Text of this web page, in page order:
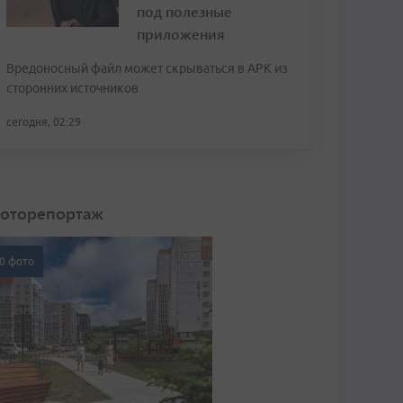
под полезные
приложения
Вредоносный файл может скрываться в APK из
сторонних источников
сегодня, 02:29
фото